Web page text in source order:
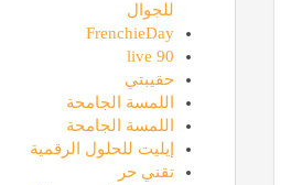
للجوال
FrenchieDay
90 live
حقيبتي
اللمسة الجامحة
اللمسة الجامحة
إيليت للحلول الرقمية
تقني حر